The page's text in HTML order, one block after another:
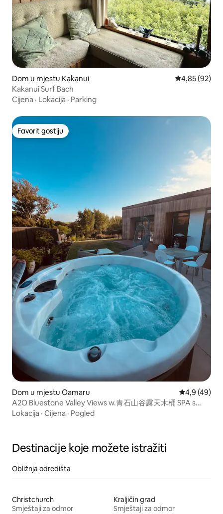
Dom u mjestu Kakanui Prosječna
4,85 (92)
Kakanui Surf Bach
Cijena · Lokacija · Parking
Favorit gostiju
Favorit gostiju
Dom u mjestu Oamaru Prosječna
4,9 (49)
A2O Bluestone Valley Views w.青石山谷露天木桶 SPA s
masažnom kadom
Lokacija · Cijena · Pogled
Destinacije koje možete istražiti
Obližnja odredišta
Christchurch
Smještaji za odmor
Kraljičin grad
Smještaji za odmor